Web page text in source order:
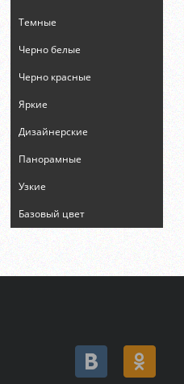
Темные
Черно белые
Черно красные
Яркие
Дизайнерские
Панорамные
Узкие
Базовый цвет